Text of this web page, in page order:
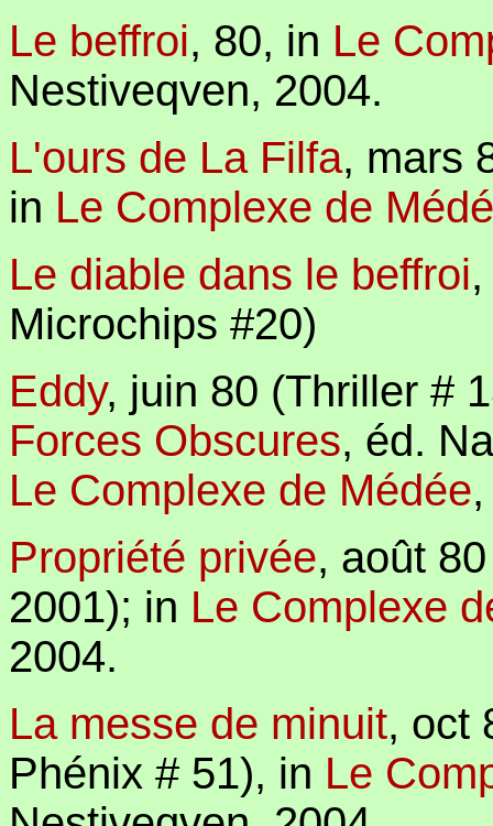
Le beffroi, 80, in Le
Nestiveqven, 2004.
L'ours de La Filfa, mars
in Le Complexe de
Le diable dans le beffroi
Microchips #20)
Eddy, juin 80 (Thriller #
Forces Obscures, éd.
Le Complexe de Médée
Propriété privée, août
2001); in Le Complexe
2004.
La messe de minuit, oct
Phénix # 51), in Le